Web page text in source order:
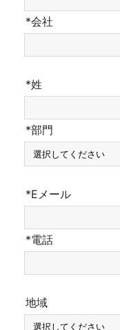
*会社
*姓
*部門
*Eメール
*電話
地域